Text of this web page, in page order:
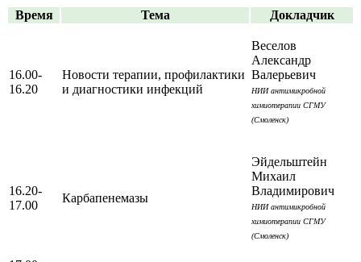
Время Тема Докладчик
16.00-
16.20
Новости терапии, профилактики
и диагностики инфекций
Веселов
Александр
Валерьевич
НИИ антимикробной
химиотерапии СГМУ
(Смоленск)
16.20-
17.00
Карбапенемазы
Эйдельштейн
Михаил
Владимирович
НИИ антимикробной
химиотерапии СГМУ
(Смоленск)